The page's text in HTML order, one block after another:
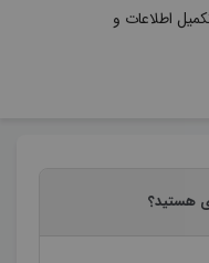
اطلاعات و
هستید؟